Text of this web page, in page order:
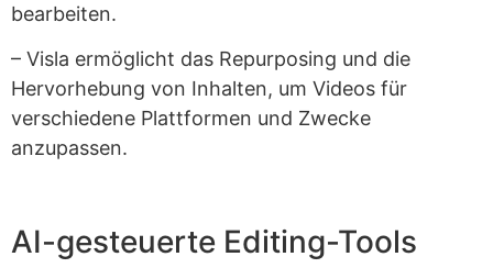
bearbeiten.
– Visla ermöglicht das Repurposing und die
Hervorhebung von Inhalten, um Videos für
verschiedene Plattformen und Zwecke
anzupassen.
AI-gesteuerte Editing-Tools